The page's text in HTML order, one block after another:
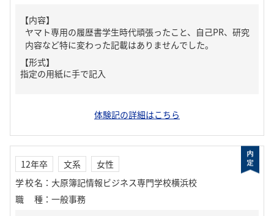
【内容】
ヤマト専用の履歴書学生時代頑張ったこと、自己PR、研究
内容など特に変わった記載はありませんでした。
【形式】
指定の用紙に手で記入
体験記の詳細はこちら
12年卒 文系
女性
学校名 ： 大原簿記情報ビジネス専門学校横浜校
職種 ： 一般事務